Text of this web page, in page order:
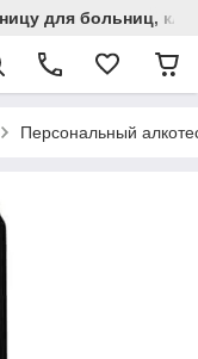
для больниц,
Персональный